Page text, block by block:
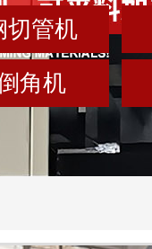
切管机
角机